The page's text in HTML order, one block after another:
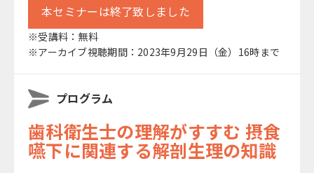
本セミナーは終了致しました
※受講料：無料
※アーカイブ視聴期間：2023年9月29日（金）16時まで
プログラム
歯科衛生士の理解がすすむ 摂食
嚥下に関連する解剖生理の知識